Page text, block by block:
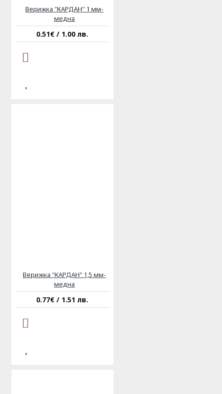
Верижка "КАРДАН" 1 мм-
медна
0.51€ / 1.00 лв.
Верижка "КАРДАН" 1,5 мм-
медна
0.77€ / 1.51 лв.